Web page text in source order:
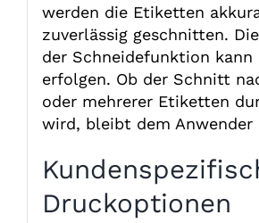
werden die Etiketten
zuverlässig geschnitten.
der Schneidefunktion kann
erfolgen. Ob der Schnitt
oder mehrerer Etiketten
wird, bleibt dem Anwender
Druckoptionen